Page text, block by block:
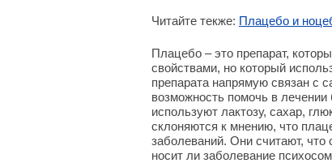
Читайте текже: Плацебо и
Плацебо – это препарат,
свойствами, но который
препарата напрямую связан с
возможность помочь в
используют лактозу, сахар,
склоняются к мнению, что
заболеваний. Они считают,
носит ли заболевание